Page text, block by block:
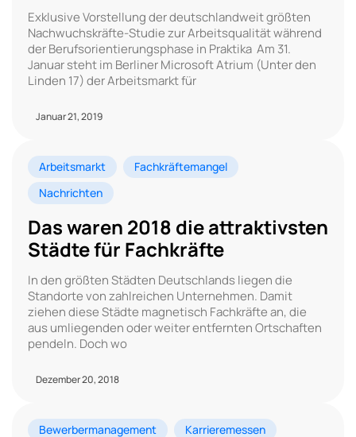
Exklusive Vorstellung der deutschlandweit größten
Nachwuchskräfte-Studie zur Arbeitsqualität während
der Berufsorientierungsphase in Praktika Am 31.
Januar steht im Berliner Microsoft Atrium (Unter den
Linden 17) der Arbeitsmarkt für
Januar 21, 2019
Arbeitsmarkt
Fachkräftemangel
Nachrichten
Das waren 2018 die attraktivsten
Städte für Fachkräfte
In den größten Städten Deutschlands liegen die
Standorte von zahlreichen Unternehmen. Damit
ziehen diese Städte magnetisch Fachkräfte an, die
aus umliegenden oder weiter entfernten Ortschaften
pendeln. Doch wo
Dezember 20, 2018
Bewerbermanagement Karrieremessen